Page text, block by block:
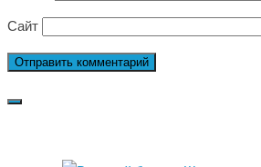
Сайт